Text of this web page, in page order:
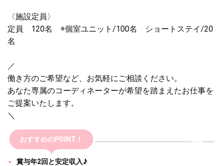
〈施設定員〉
定員 120名 ※個室ユニット/100名 ショートステイ/20
名
／
働き方のご希望など、お気軽にご相談ください。
あなた専属のコーディネーターが希望を踏まえたお仕事を
ご提案いたします。
＼
おすすめのPOINT！
賞与年2回と安定収入♪